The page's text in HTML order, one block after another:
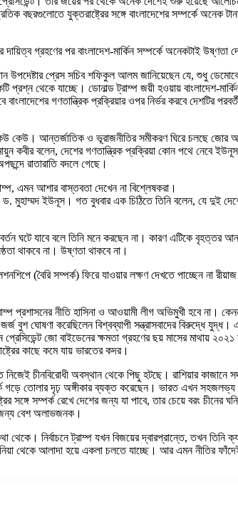
বছরগুলোতে যুক্তরাষ্ট্রের সঙ্গে বাংলাদেশের সম্পর্কে
গ্রহণের পর বাংলাদেশ-মার্কিন সম্পর্কে অনেকটাই উষ্ণতা
প্রেস সচিব শফিকুল আলম জানিয়েছেন যে, শুধু
থেকে যাচ্ছে। ডোনাল্ড ট্রাম্প জয়ী হওয়ায় বাংলাদেশ-
বাংলাদেশের গণতান্ত্রিক প্রক্রিয়ার ওপর নির্ভর করবে
কেউ কেউ। আন্তর্জাতিক ও ভূরাজনীতির সমীকরণ ঘিরে চলছে
কবীর বলেন, দেশের গণতান্ত্রিক প্রক্রিয়া কোন পথে নেবে
রাতারাতি বদলে গেছে।
এমন আশার বাস্তবতা দেখেন না বিশ্লেষকরা।
ড. মুহাম্মদ ইউনূস। গত বুধবার এক চিঠিতে তিনি বলেন,
ঘটে যাবে বলে তিনি মনে করছেন না। কারণ এটিকে বৃহত্তর
থাকবে না। উষ্ণতা থাকবে না।
(বৈরি সম্পর্ক) ফিরে যাওয়ার লক্ষণ দেখতে পাচ্ছেন না
প্রশাসনের নীতি হাসিনা ও আওয়ামী লীগ অভিমুখী হবে
ঘোষণা করেছিলেন বিশ্বব্যাপী সন্ত্রাসবাদের বিরুদ্ধে যুদ্ধ।
জো বাইডেনের ক্ষমতা গ্রহণের ছয় মাসের মাথায় ২০২১
কাছে কমে যায় ভারতের কদর।
নিজেই চীনবিরোধী অবস্থান থেকে পিছু হটছে। রাশিয়ার
গড়ে তোলার দৃঢ় অঙ্গীকার ব্যক্ত করেছেন। ভারত এখন
সঙ্গে সম্পর্ক রেখে দেশের জন্য যা পাবে, তার চেয়ে বরং
জন্য বেশ অলাভজনক।
থেকে। নির্বাচনে ট্রাম্প যখন বিজয়ের দ্বারপ্রান্তে, তখন তিনি
থেকে আলাদা হয়ে একলা চলতে যাচ্ছে। আর এমন নীতির